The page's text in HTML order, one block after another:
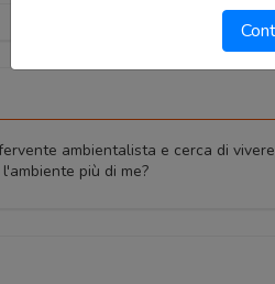
ambientalista e cerca di
più di me?